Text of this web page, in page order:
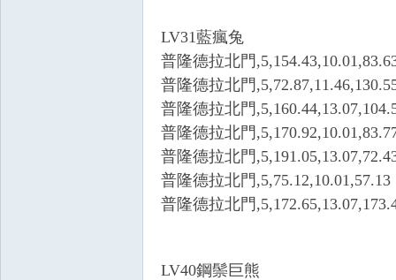
LV31藍瘋兔
普隆德拉北門
普隆德拉北門
普隆德拉北門
普隆德拉北門
普隆德拉北門
普隆德拉北門,5,75.12,10.01,57.13
普隆德拉北門
LV40鋼鬃巨熊